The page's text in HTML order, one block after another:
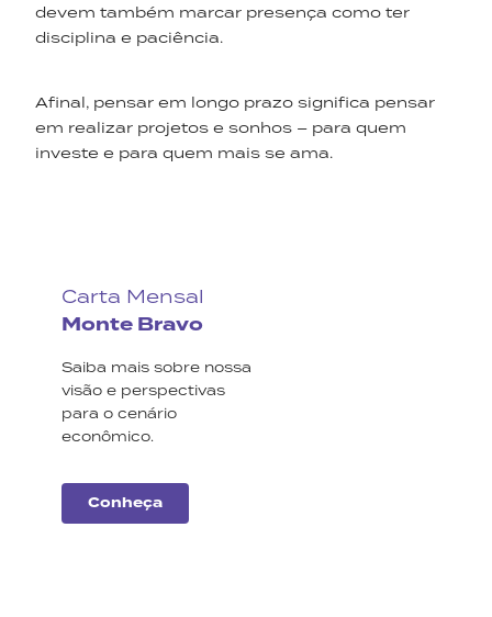
devem também marcar presença como ter
disciplina e paciência.
Afinal, pensar em longo prazo significa pensar
em realizar projetos e sonhos – para quem
investe e para quem mais se ama.
Carta Mensal
Monte Bravo
Saiba mais sobre nossa
visão e perspectivas
para o cenário
econômico.
Conheça